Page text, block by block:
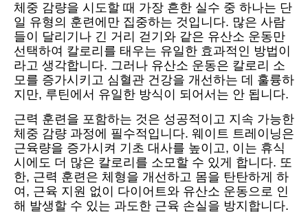
체중 감량을 시도할 때 가장 흔한 실수 중 하나는 단
일 유형의 훈련에만 집중하는 것입니다. 많은 사람
들이 달리기나 긴 거리 걷기와 같은 유산소 운동만
선택하여 칼로리를 태우는 유일한 효과적인 방법이
라고 생각합니다. 그러나 유산소 운동은 칼로리 소
모를 증가시키고 심혈관 건강을 개선하는 데 훌륭하
지만, 루틴에서 유일한 방식이 되어서는 안 됩니다.
근력 훈련을 포함하는 것은 성공적이고 지속 가능한
체중 감량 과정에 필수적입니다. 웨이트 트레이닝은
근육량을 증가시켜 기초 대사를 높이고, 이는 휴식
시에도 더 많은 칼로리를 소모할 수 있게 합니다. 또
한, 근력 훈련은 체형을 개선하고 몸을 탄탄하게 하
여, 근육 지원 없이 다이어트와 유산소 운동으로 인
해 발생할 수 있는 과도한 근육 손실을 방지합니다.